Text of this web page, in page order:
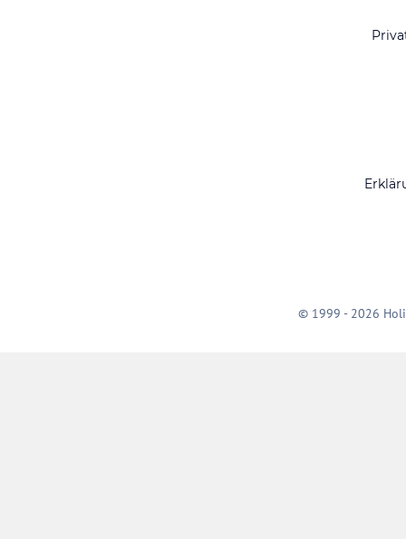
© 1999 - 2026